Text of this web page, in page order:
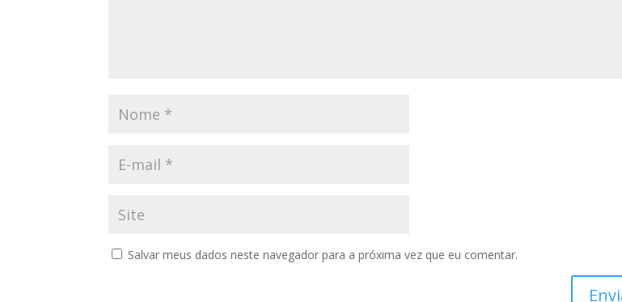
Salvar meus dados neste navegador para a próxima vez que eu comentar.